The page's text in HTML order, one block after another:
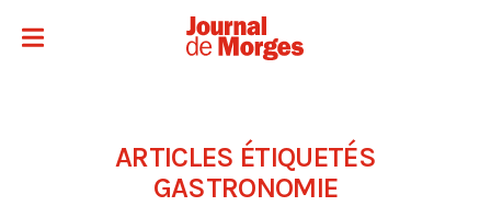
ARTICLES ÉTIQUETÉS
GASTRONOMIE